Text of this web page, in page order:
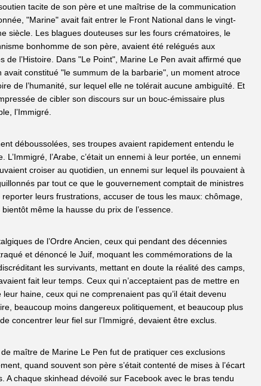
tacite de son père et une maîtrise de la communication
"Marine" avait fait entrer le Front National dans le vingt-
siècle. Les blagues douteuses sur les fours crématoires, le
bonhomme de son père, avaient été relégués aux
de l’Histoire. Dans "Le Point", Marine Le Pen avait affirmé que
avait constitué "le summum de la barbarie", un moment atroce
de l’humanité, sur lequel elle ne tolérait aucune ambiguïté. Et
de cibler son discours sur un bouc-émissaire plus
l’Immigré.
déboussolées, ses troupes avaient rapidement entendu le
L’Immigré, l’Arabe, c’était un ennemi à leur portée, un ennemi
croiser au quotidien, un ennemi sur lequel ils pouvaient à
par tout ce que le gouvernement comptait de ministres
reporter leurs frustrations, accuser de tous les maux: chômage,
bientôt même la hausse du prix de l’essence.
de l’Ordre Ancien, ceux qui pendant des décennies
et dénoncé le Juif, moquant les commémorations de la
les survivants, mettant en doute la réalité des camps,
fait leur temps. Ceux qui n’acceptaient pas de mettre en
leur haine, ceux qui ne comprenaient pas qu’il était devenu
beaucoup moins dangereux politiquement, et beaucoup plus
concentrer leur fiel sur l’Immigré, devaient être exclus.
maître de Marine Le Pen fut de pratiquer ces exclusions
quand souvent son père s’était contenté de mises à l’écart
A chaque skinhead dévoilé sur Facebook avec le bras tendu